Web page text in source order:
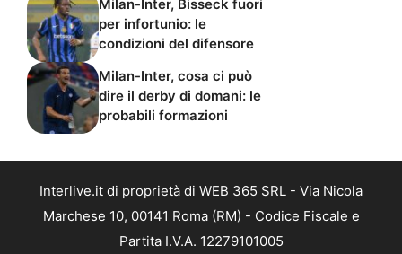
Milan-Inter, Bisseck fuori
per infortunio: le
condizioni del difensore
Milan-Inter, cosa ci può
dire il derby di domani: le
probabili formazioni
Interlive.it di proprietà di WEB 365 SRL - Via Nicola
Marchese 10, 00141 Roma (RM) - Codice Fiscale e
Partita I.V.A. 12279101005